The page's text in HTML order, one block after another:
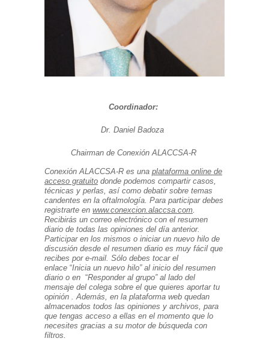
Coordinador:
Dr. Daniel Badoza
Chairman de Conexión ALACCSA-R
Conexión ALACCSA-R es una plataforma online de
acceso gratuito donde podemos compartir casos,
técnicas y perlas, así como debatir sobre temas
candentes en la oftalmología. Para participar debes
registrarte en www.conexcion.alaccsa.com.
Recibirás un correo electrónico con el resumen
diario de todas las opiniones del día anterior.
Participar en los mismos o iniciar un nuevo hilo de
discusión desde el resumen diario es muy fácil que
recibes por e-mail. Sólo debes tocar el
enlace “Inicia un nuevo hilo” al inicio del resumen
diario o en “Responder al grupo” al lado del
mensaje del colega sobre el que quieres aportar tu
opinión .Además, en la plataforma web quedan
almacenados todos las opiniones y archivos, para
que tengas acceso a ellas en el momento que lo
necesites gracias a su motor de búsqueda con
filtros.